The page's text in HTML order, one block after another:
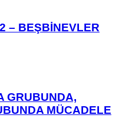
– BEŞBİNEVLER
GRUBUNDA,
MÜCADELE